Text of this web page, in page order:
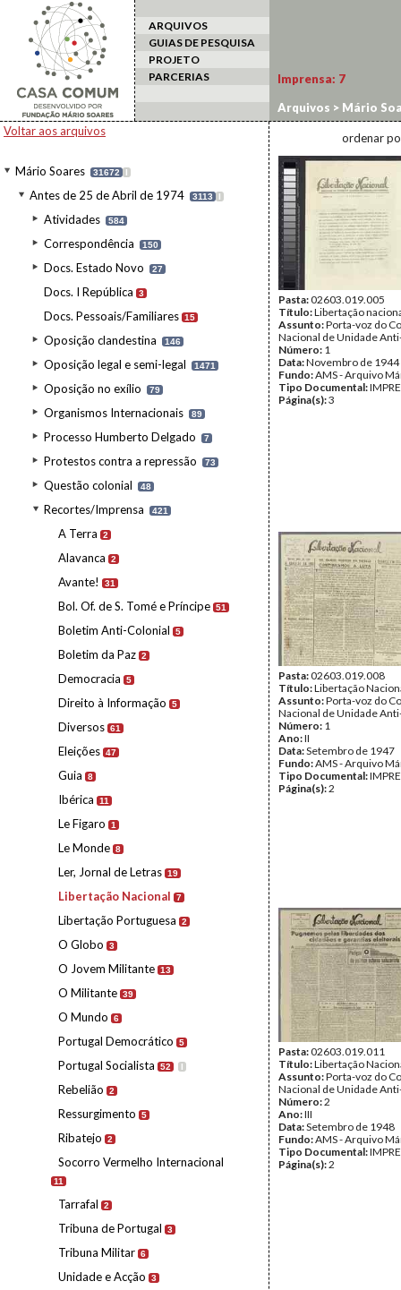
ARQUIVOS
GUIAS DE PESQUISA
PROJETO
PARCERIAS
Voltar aos arquivos
Mário Soares 31672 I
Antes de 25 de Abril de 1974 3113 I
Atividades 584
Correspondência 150
Docs. Estado Novo 27
Docs. I República 3
Docs. Pessoais/Familiares 15
Oposição clandestina 146
Oposição legal e semi-legal 1471
Oposição no exílio 79
Organismos Internacionais 89
Processo Humberto Delgado 7
Protestos contra a repressão 73
Questão colonial 48
Recortes/Imprensa 421
A Terra 2
Alavanca 2
Avante! 31
Bol. Of. de S. Tomé e Príncipe 51
Boletim Anti-Colonial 5
Boletim da Paz 2
Democracia 5
Direito à Informação 5
Diversos 61
Eleições 47
Guia 8
Ibérica 11
Le Figaro 1
Le Monde 8
Ler, Jornal de Letras 19
Libertação Nacional 7
Libertação Portuguesa 2
O Globo 3
O Jovem Militante 13
O Militante 39
O Mundo 6
Portugal Democrático 5
Portugal Socialista 52 I
Rebelião 2
Ressurgimento 5
Ribatejo 2
Socorro Vermelho Internacional
11
Tarrafal 2
Tribuna de Portugal 3
Tribuna Militar 6
Unidade e Acção 3
Imprensa: 7
Arquivos > Mário
ordenar
Pasta:02603.019.005
Título:Libertação
Assunto:Porta-voz do
Nacional de Unidade
Número: 1
Data:Novembro de 1944
Fundo:AMS - Arquivo
Tipo Documental:
Página(s):3
Pasta:02603.019.008
Título:Libertação
Assunto:Porta-voz do
Nacional de Unidade
Número: 1
Ano:II
Data:Setembro de 1947
Fundo:AMS - Arquivo
Tipo Documental:
Página(s):2
Pasta:02603.019.011
Título:Libertação
Assunto:Porta-voz do
Nacional de Unidade
Número:2
Ano:III
Data:Setembro de 1948
Fundo:AMS - Arquivo
Tipo Documental:
Página(s):2